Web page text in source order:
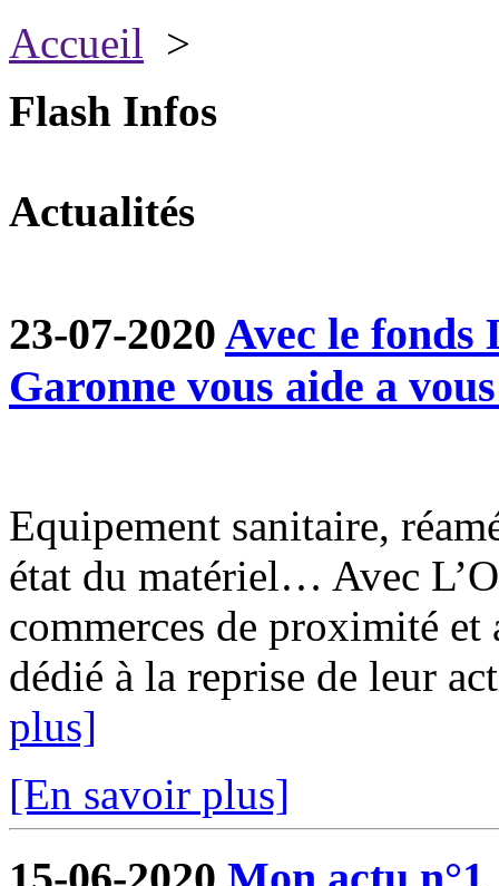
Accueil >
Flash Infos
Actualités
23-07-2020 Avec le
Garonne vous aide a
Equipement sanitaire,
état du matériel… Avec
commerces de proximité
dédié à la reprise de leur
plus]
[En savoir plus]